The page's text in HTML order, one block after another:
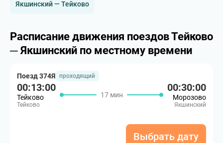
Якшинский — Тейково
Расписание движения поездов Тейково
─ Якшинский по местному времени
Поезд 374Я проходящий
00:13:00
Тейково
Тейково
17 мин
00:30:00
Морозово
Якшинский
Выбрать дату